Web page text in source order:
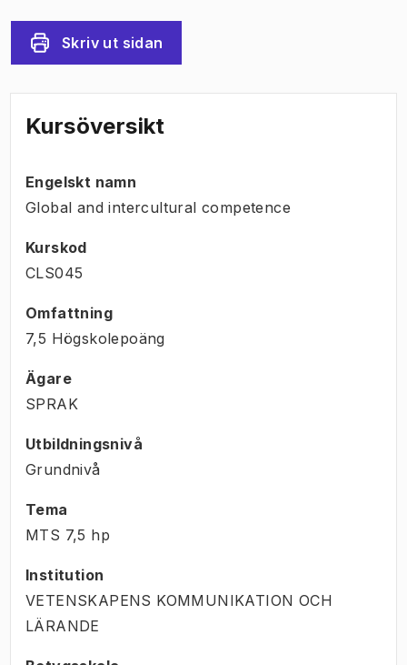
Skriv ut sidan
Kursöversikt
Engelskt namn
Global and intercultural competence
Kurskod
CLS045
Omfattning
7,5 Högskolepoäng
Ägare
SPRAK
Utbildningsnivå
Grundnivå
Tema
MTS 7,5 hp
Institution
VETENSKAPENS KOMMUNIKATION OCH
LÄRANDE